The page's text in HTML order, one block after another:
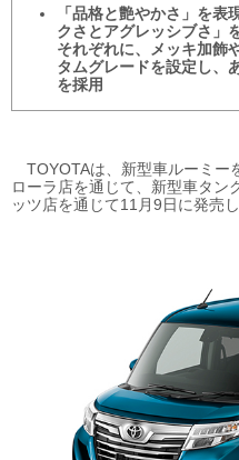
「品格と艶やかさ」を表
クさとアグレッシブさ」
それぞれに、メッキ加飾
タムグレードを設定し、
を採用
TOYOTAは、新型車ルーミー
ローラ店を通じて、新型車タン
ッツ店を通じて11月9日に発売し